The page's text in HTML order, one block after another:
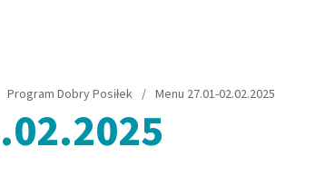
Program Dobry Posiłek / Menu 27.01-02.02.2025